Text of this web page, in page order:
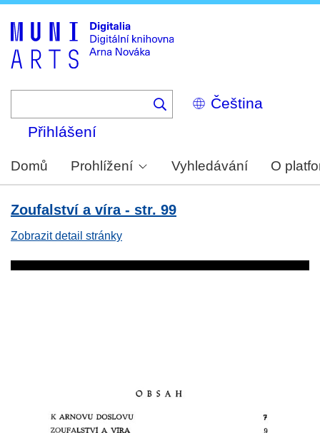
Select
your
Přihlášení
Domů Prohlížení Vyhledávání O
Zoufalství a víra - str. 99
Zobrazit detail stránky